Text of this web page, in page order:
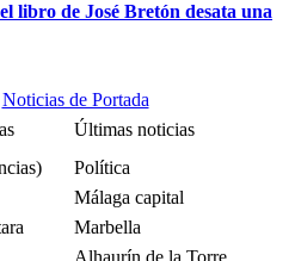
libro de José Bretón desata una
Noticias de Portada
Últimas noticias
Política
Málaga capital
Marbella
Alhaurín de la Torre